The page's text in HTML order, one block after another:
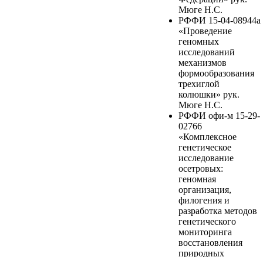
Мюге Н.С.
РФФИ 15-04-08944а
«Проведение
геномных
исследований
механизмов
формообразования
трехиглой
колюшки» рук.
Мюге Н.С.
РФФИ офи-м 15-29-
02766
«Комплексное
генетическое
исследование
осетровых:
геномная
организация,
филогения и
разработка методов
генетического
мониторинга
восстановления
природных